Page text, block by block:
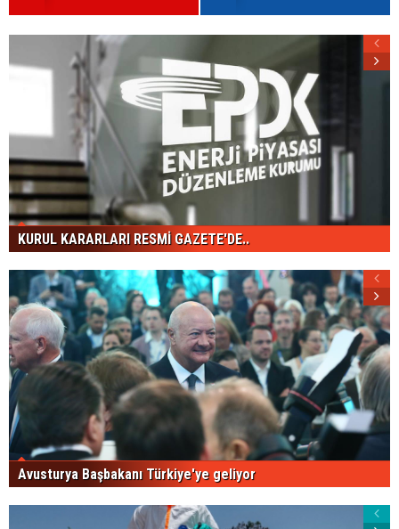
KURUL KARARLARI RESMİ GAZETE'DE..
Avusturya Başbakanı Türkiye'ye geliyor